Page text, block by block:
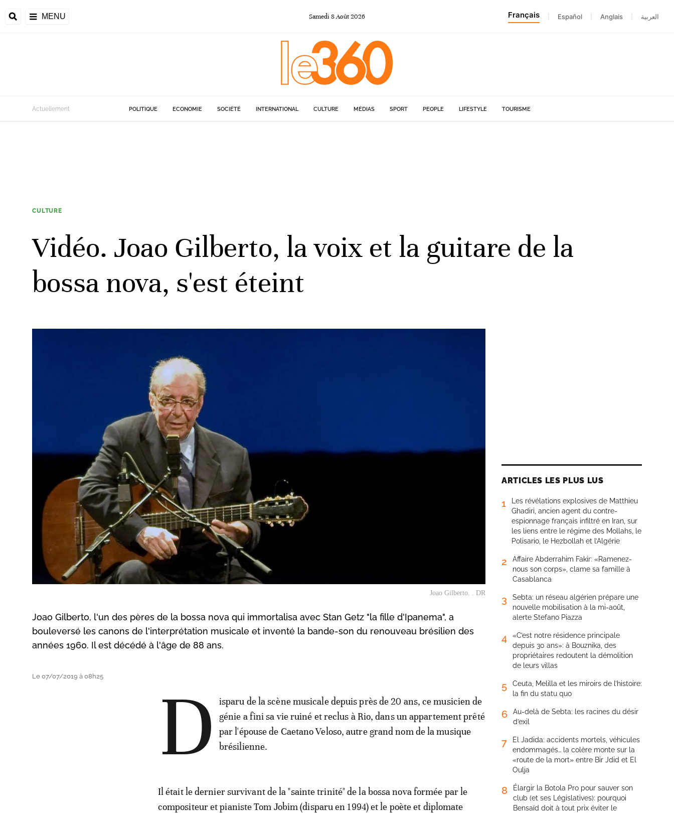
MENU Samedi 8Août2026 Français Español Anglais العربية
Actuellement POLITIQUE ECONOMIE SOCIÉTÉ INTERNATIONAL CULTURE MÉDIAS SPORT PEOPLE LIFESTYLE TOURISME
CULTURE
Vidéo. Joao Gilberto, la voix et la guitare de la
bossa nova, s'est éteint
Joao Gilberto. . DR
Joao Gilberto, l'un des pères de la bossa nova qui immortalisa avec Stan Getz "la fille d'Ipanema", a
bouleversé les canons de l'interprétation musicale et inventé la bande-son du renouveau brésilien des
années 1960. Il est décédé à l'âge de 88 ans.
Le 07/07/2019 à 08h25 D
isparu de la scène musicale depuis près de 20 ans, ce musicien de
génie a fini sa vie ruiné et reclus à Rio, dans un appartement prêté
par l'épouse de Caetano Veloso, autre grand nom de la musique
brésilienne.
Il était le dernier survivant de la "sainte trinité" de la bossa nova formée par le
compositeur et pianiste Tom Jobim (disparu en 1994) et le poète et diplomate
ARTICLES LES PLUS LUS
1
Les révélations explosives de Matthieu
Ghadiri, ancien agent du contre-
espionnage français infiltré en Iran, sur
les liens entre le régime des Mollahs, le
Polisario, le Hezbollah et l’Algérie
2
Affaire Abderrahim Fakir: «Ramenez-
nous son corps», clame sa famille à
Casablanca
3
Sebta: un réseau algérien prépare une
nouvelle mobilisation à la mi-août,
alerte Stefano Piazza
4
«C’est notre résidence principale
depuis 30 ans»: à Bouznika, des
propriétaires redoutent la démolition
de leurs villas
5
Ceuta, Melilla et les miroirs de l’histoire:
la fin du statu quo
6
Au-delà de Sebta: les racines du désir
d’exil
7
El Jadida: accidents mortels, véhicules
endommagés… la colère monte sur la
«route de la mort» entre Bir Jdid et El
Oulja
8
Élargir la Botola Pro pour sauver son
club (et ses Législatives): pourquoi
Bensaïd doit à tout prix éviter le